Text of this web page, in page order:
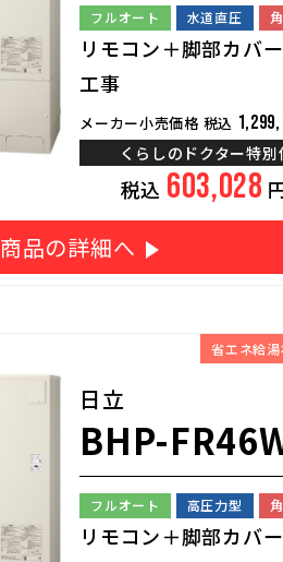
フルオート 水道直圧
リモコン＋脚部カバ
工事
メーカー小売価格 税込
くらしのドクター特別
税込 603,028
商品の詳細へ
省エネ給
日立
BHP-
フルオート 高圧力型
リモコン＋脚部カバ